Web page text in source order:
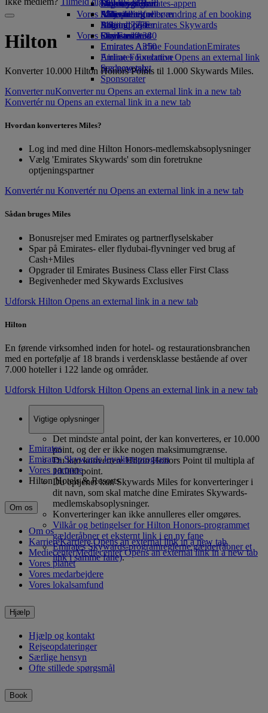
Drikkevarer
Vores flåde
Boeing 777
Emirates A380
Emirates A350
Emirates Executive
Sædeoversigt
Legetøj til børn
Aktiviteter for børn
Bæredygtighed
Miljøpolitik
Miljørapporter
Vores lokalsamfund
Emirates Airline FoundationEmirates
Airline Foundation Opens an external link
in a new tab
Sponsorater
Skywards Rail
Miles-beregner
Log ind på Emirates Skywards
Skywards+
Mobil og Emirates-appen
Afbestilling eller ændring af en booking
Afbrudt rejse
Om Emirates
Hilton
Konverter 10.000 Hilton Honors Points til 1.000 Skywards Miles.
Konverter nuKonverter nu Opens an external link in a new tab
Konvertér nu Opens an external link in a new tab
Hvordan konverteres Miles?
Log ind med dine Hilton Honors-medlemskabsoplysninger
Vælg 'Emirates Skywards' som din foretrukne
optjeningspartner
Konvertér nu Konvertér nu Opens an external link in a new tab
Sådan bruges Miles
Bonusrejser med Emirates og partnerflyselskaber
Spar på Emirates- eller flydubai-flyvninger ved brug af
Cash+Miles
Opgrader til Emirates Business Class eller First Class
Begivenheder med Skywards Exclusives
Udforsk Hilton Opens an external link in a new tab
Hilton
En førende virksomhed inden for hotel- og restaurationsbranchen
med en portefølje af 18 brands i verdensklasse bestående af over
7.000 hoteller i 122 lande og områder.
Udforsk Hilton Udforsk Hilton Opens an external link in a new tab
Vigtige oplysninger
Det mindste antal point, der kan konverteres, er 10.000
point, og der er ikke nogen maksimumgrænse.
Du kan konvertere Hilton Honors Point til multipla af
10.000 point.
Du optjener kun Skywards Miles for konverteringer i
dit navn, som skal matche dine Emirates Skywards-
medlemskabsoplysninger.
Konverteringer kan ikke annulleres eller omgøres.
Vilkår og betingelser for Hilton Honors-programmet
gælderåbner et eksternt link i en ny fane
Emirates Skywards-programreglerne gælder(åbner et
link i samme fane).
Emirates
Emirates Skywards loyalitetsprogram
Vores partnere
Hilton Hotels & Resorts
Om os
Om os
KarriereKarriere Opens an external link in a new tab
MediecenterMediecenter Opens an external link in a new tab
Vores planet
Vores medarbejdere
Vores lokalsamfund
Hjælp
Hjælp og kontakt
Rejseopdateringer
Særlige hensyn
Ofte stillede spørgsmål
Book